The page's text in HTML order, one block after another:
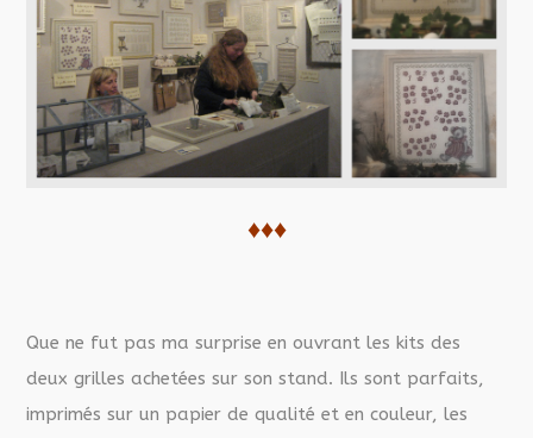
♦♦♦
Que ne fut pas ma surprise en ouvrant les kits des
deux grilles achetées sur son stand. Ils sont parfaits,
imprimés sur un papier de qualité et en couleur, les